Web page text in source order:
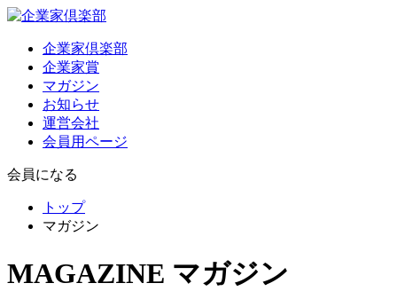
企業家倶楽部
企業家賞
マガジン
お知らせ
運営会社
会員用ページ
会員になる
トップ
マガジン
MAGAZINE マガジン